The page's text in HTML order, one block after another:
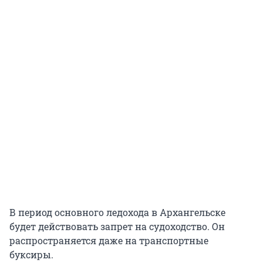
В период основного ледохода в Архангельске
будет действовать запрет на судоходство. Он
распространяется даже на транспортные
буксиры.